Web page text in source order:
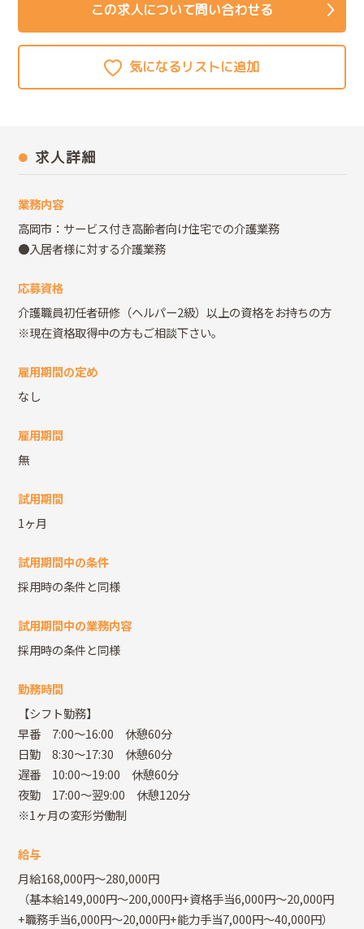
この求人について問い合わせる
求人詳細
業務内容
高岡市：サービス付き高齢者向け住宅での介護業務
●入居者様に対する介護業務
応募資格
介護職員初任者研修（ヘルパー2級）以上の資格をお持ちの方
※現在資格取得中の方もご相談下さい。
雇用期間の定め
なし
雇用期間
無
試用期間
1ヶ月
試用期間中の条件
採用時の条件と同様
試用期間中の業務内容
採用時の条件と同様
勤務時間
【シフト勤務】
早番 7:00～16:00 休憩60分
日勤 8:30～17:30 休憩60分
遅番 10:00～19:00 休憩60分
夜勤 17:00～翌9:00 休憩120分
※1ヶ月の変形労働制
給与
月給168,000円～280,000円
（基本給149,000円～200,000円+資格手当6,000円～20,000円
+職務手当6,000円～20,000円+能力手当7,000円～40,000円）